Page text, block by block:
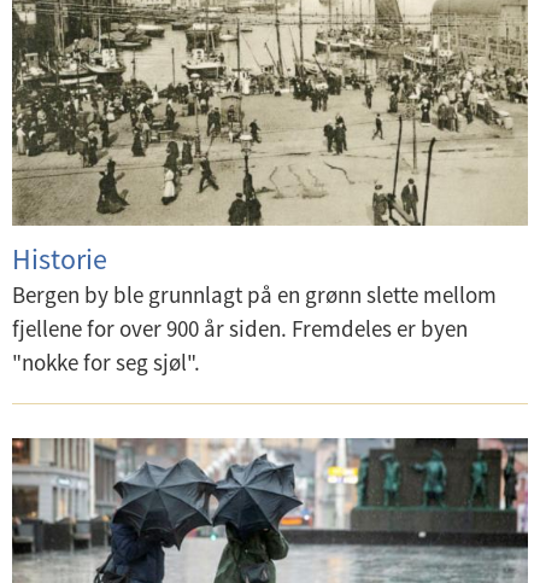
Historie
Bergen by ble grunnlagt på en grønn slette mellom
fjellene for over 900 år siden. Fremdeles er byen
"nokke for seg sjøl".